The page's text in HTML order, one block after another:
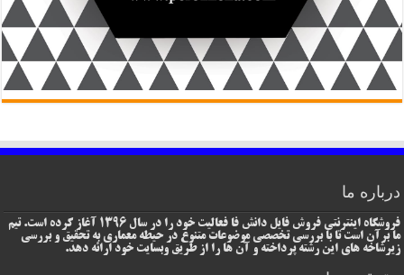
درباره ما
فروشگاه اینترنتی فروش فایل دانش فا فعالیت خود را در سال 1396 آغاز کرده است. تیم
ما برآن است تا با بررسی تخصصی موضوعات متنوع در حیطه معماری به تحقیق و بررسی
زیرشاخه های این رشته پرداخته و آن ها را از طریق وبسایت خود ارائه دهد.